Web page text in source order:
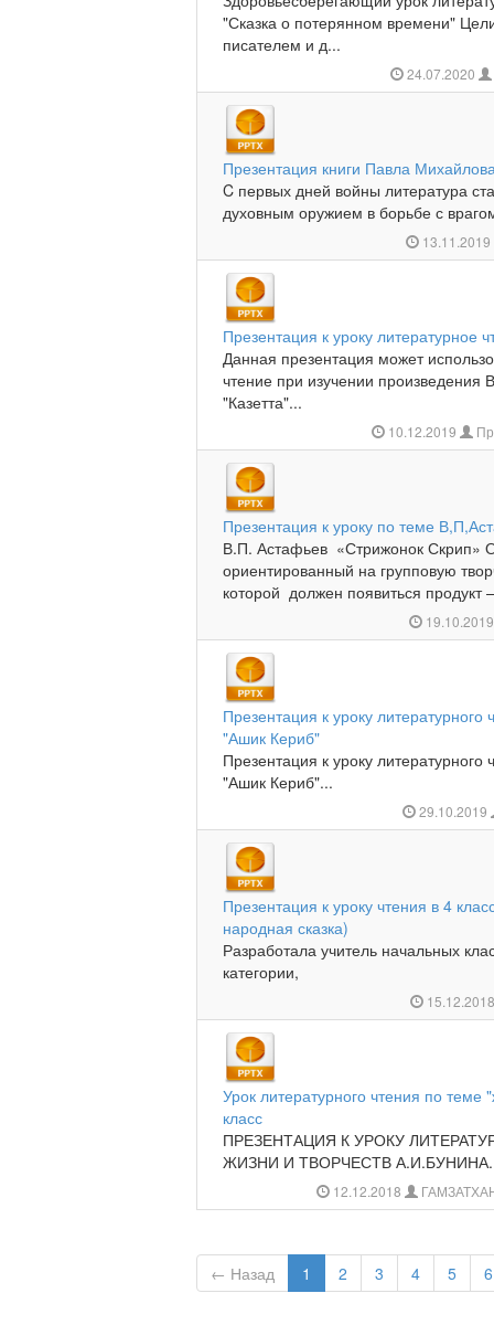
"Сказка о потерянном времени"
писателем и д...
24.07.2020
Презентация книги Павла
C первых дней войны литература
духовным оружием в борьбе с
13.11.2019
Презентация к уроку литературное
Данная презентация может
чтение при изучении
"Казетта"...
10.12.2019
Презентация к уроку по теме
В.П. Астафьев «Стрижонок Скрип»
ориентированный на групповую
которой должен появиться продукт
Презентация к уроку
"Ашик Кериб"
Презентация к уроку
"Ашик Кериб"...
29.10.2019
Презентация к уроку чтения в 4
народная сказка)
Разработала учитель начальных
категории,
Урок литературного чтения по теме
класс
ПРЕЗЕНТАЦИЯ К УРОКУ
ЖИЗНИ И ТВОРЧЕСТВ
12.12.2018
← Назад 1 2 3 4 5 6